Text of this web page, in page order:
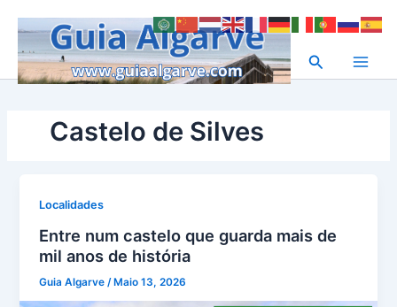
content
Search
Castelo de Silves
Localidades
Entre num castelo que guarda mais de
mil anos de história
Guia Algarve/ Maio 13, 2026